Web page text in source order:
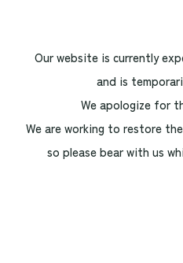
Our website is currently
and is
We apologize for
We are working to restore
so please bear with us